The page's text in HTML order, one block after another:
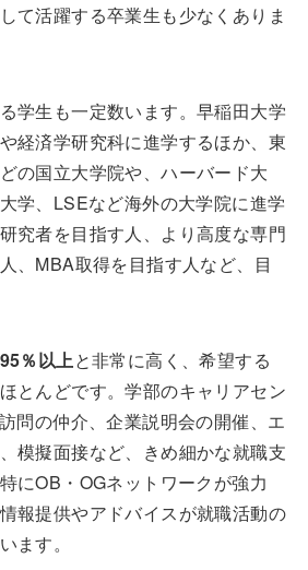
て活躍する卒業生も少なくありま
学生も一定数います。早稲田大学
経済学研究科に進学するほか、東
の国立大学院や、ハーバード大
学、LSEなど海外の大学院に進学
究者を目指す人、より高度な専門
、MBA取得を目指す人など、目
％以上と非常に高く、希望する
とんどです。学部のキャリアセン
問の仲介、企業説明会の開催、エ
模擬面接など、きめ細かな就職支
にOB・OGネットワークが強力
報提供やアドバイスが就職活動の
ます。